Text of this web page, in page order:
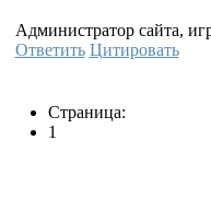
Администратор сайта,
Ответить Цитировать
Страница:
1